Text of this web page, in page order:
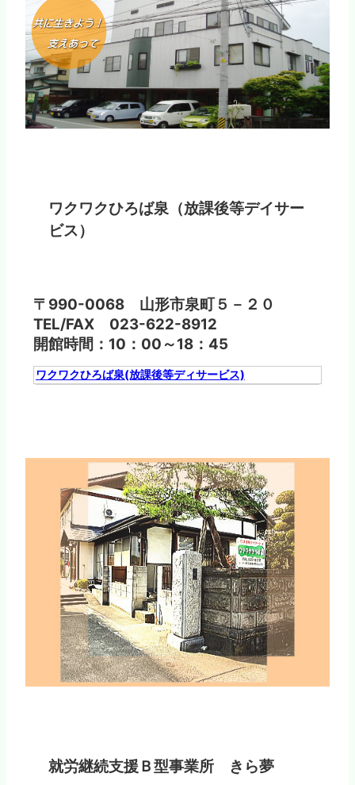
ワクワクひろば泉（放課後等デイサー
ビス）
〒990-0068 山形市泉町５－２０
TEL/FAX 023-622-8912
開館時間：10：00～18：45
ワクワクひろば泉(放課後等ディサービス)
就労継続支援Ｂ型事業所 きら夢